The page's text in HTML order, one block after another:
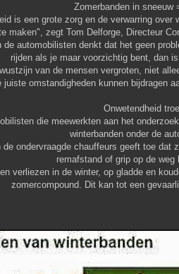
Zomerbanden in sneeuw
is een grote zorg en de verwarring over
maken", zegt Tom Delforge, Directeur
de automobilisten denkt dat het geen
rijden als je maar voorzichtig bent, dan
van de mensen vergroten, niet
juiste omstandigheden kunnen bijdragen
Onwetendheid
die meewerkten aan het
winterbanden onder de
de ondervraagde chauffeurs geeft toe dat
remafstand of grip op de weg
verliezen in de winter, op gladde en
zomercompound. Dit kan tot een